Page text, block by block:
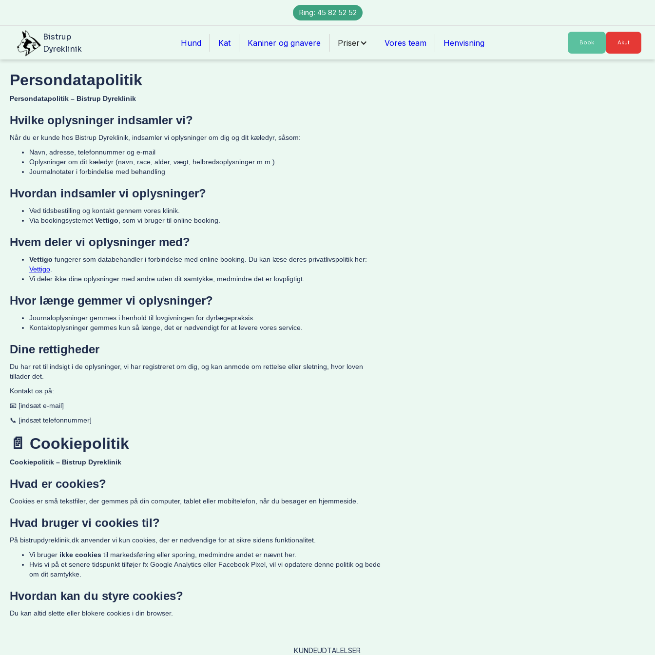
Ring: 45 82 52 52
Bistrup
Dyreklinik
Hund Kat Kaniner og gnavere Priser Vores team Henvisning Book Akut
Persondatapolitik
Persondatapolitik – Bistrup Dyreklinik
Hvilke oplysninger indsamler vi?
Når du er kunde hos Bistrup Dyreklinik, indsamler vi oplysninger om dig og dit kæledyr, såsom:
Navn, adresse, telefonnummer og e-mail
Oplysninger om dit kæledyr (navn, race, alder, vægt, helbredsoplysninger m.m.)
Journalnotater i forbindelse med behandling
Hvordan indsamler vi oplysninger?
Ved tidsbestilling og kontakt gennem vores klinik.
Via bookingsystemet Vettigo , som vi bruger til online booking.
Hvem deler vi oplysninger med?
Vettigo fungerer som databehandler i forbindelse med online booking. Du kan læse deres privatlivspolitik her:
Vettigo
Vi deler ikke dine oplysninger med andre uden dit samtykke, medmindre det er lovpligtigt.
Hvor længe gemmer vi oplysninger?
Journaloplysninger gemmes i henhold til lovgivningen for dyrlægepraksis.
Kontaktoplysninger gemmes kun så længe, det er nødvendigt for at levere vores service.
Dine rettigheder
Du har ret til indsigt i de oplysninger, vi har registreret om dig, og kan anmode om rettelse eller sletning, hvor loven
tillader det.
Kontakt os på:
📧 [indsæt e-mail]
📞 [indsæt telefonnummer]
📄 Cookiepolitik
Cookiepolitik – Bistrup Dyreklinik
Hvad er cookies?
Cookies er små tekstfiler, der gemmes på din computer, tablet eller mobiltelefon, når du besøger en hjemmeside.
Hvad bruger vi cookies til?
På bistrupdyreklinik.dk anvender vi kun cookies, der er nødvendige for at sikre sidens funktionalitet.
Vi bruger ikke cookies til markedsføring eller sporing, medmindre andet er nævnt her.
Hvis vi på et senere tidspunkt tilføjer fx Google Analytics eller Facebook Pixel, vil vi opdatere denne politik og bede
om dit samtykke.
Hvordan kan du styre cookies?
Du kan altid slette eller blokere cookies i din browser.
KUNDEUDTALELSER